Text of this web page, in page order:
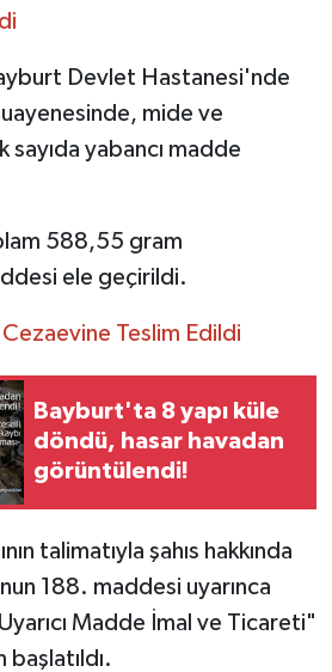
Devlet Hastanesi'nde
mide ve
sayıda yabancı madde
588,55 gram
ele geçirildi.
Cezaevine Teslim Edildi
Bayburt'ta 8 yapı küle
döndü, hasar havadan
görüntülendi!
talimatıyla şahıs hakkında
188. maddesi uyarınca
Madde İmal ve Ticareti"
başlatıldı.